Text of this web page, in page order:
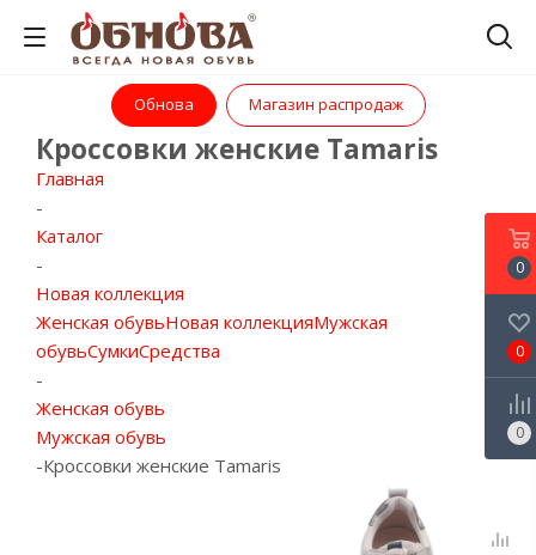
Обнова Магазин распродаж
Кроссовки женские Tamaris
Главная
-
Каталог
-
Новая коллекция
Женская обувьНовая коллекцияМужская
обувьСумкиСредства
-
Женская обувь
Мужская обувь
-Кроссовки женские Tamaris
0
0
0